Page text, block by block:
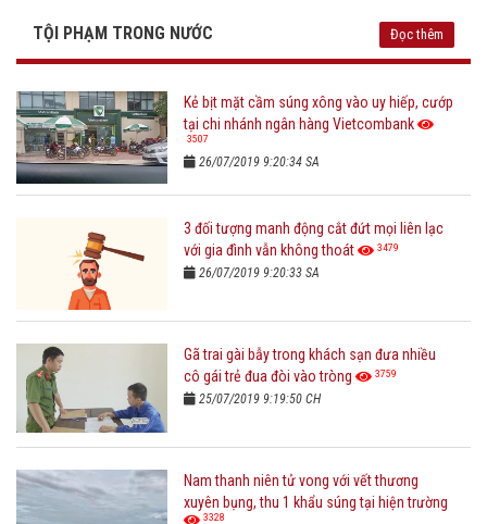
TỘI PHẠM TRONG NƯỚC Đọc thêm
Kẻ bịt mặt cầm súng xông vào uy hiếp, cướp
tại chi nhánh ngân hàng Vietcombank
3507
26/07/2019 9:20:34 SA
3 đối tượng manh động cắt đứt mọi liên lạc
với gia đình vẫn không thoát
3479
26/07/2019 9:20:33 SA
Gã trai gài bẫy trong khách sạn đưa nhiều
cô gái trẻ đua đòi vào tròng
3759
25/07/2019 9:19:50 CH
Nam thanh niên tử vong với vết thương
xuyên bụng, thu 1 khẩu súng tại hiện trường
3328